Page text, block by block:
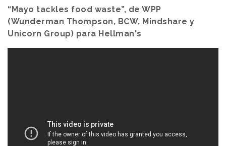
“Mayo tackles food waste”, de WPP
(Wunderman Thompson, BCW, Mindshare y
Unicorn Group) para Hellman's